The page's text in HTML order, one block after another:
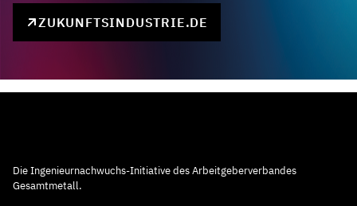
ZUKUNFTSINDUSTRIE.DE
Die Ingenieurnachwuchs-Initiative des Arbeitgeberverbandes
Gesamtmetall.